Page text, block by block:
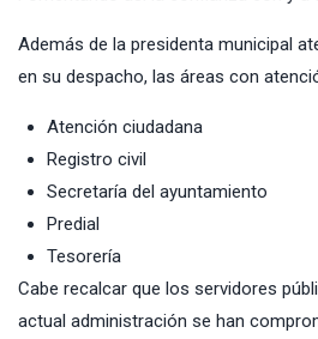
Además de la presidenta municipal
en su despacho, las áreas con
Atención ciudadana
Registro civil
Secretaría del ayuntamiento
Predial
Tesorería
Cabe recalcar que los servidores
actual administración se han